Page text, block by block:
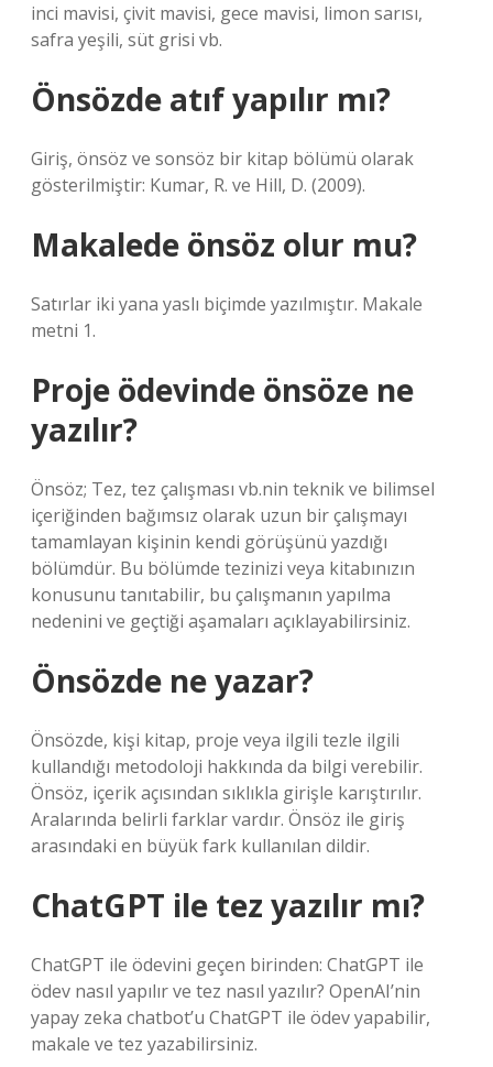
inci mavisi, çivit mavisi, gece mavisi, limon sarısı,
safra yeşili, süt grisi vb.
Önsözde atıf yapılır mı?
Giriş, önsöz ve sonsöz bir kitap bölümü olarak
gösterilmiştir: Kumar, R. ve Hill, D. (2009).
Makalede önsöz olur mu?
Satırlar iki yana yaslı biçimde yazılmıştır. Makale
metni 1.
Proje ödevinde önsöze ne
yazılır?
Önsöz; Tez, tez çalışması vb.nin teknik ve bilimsel
içeriğinden bağımsız olarak uzun bir çalışmayı
tamamlayan kişinin kendi görüşünü yazdığı
bölümdür. Bu bölümde tezinizi veya kitabınızın
konusunu tanıtabilir, bu çalışmanın yapılma
nedenini ve geçtiği aşamaları açıklayabilirsiniz.
Önsözde ne yazar?
Önsözde, kişi kitap, proje veya ilgili tezle ilgili
kullandığı metodoloji hakkında da bilgi verebilir.
Önsöz, içerik açısından sıklıkla girişle karıştırılır.
Aralarında belirli farklar vardır. Önsöz ile giriş
arasındaki en büyük fark kullanılan dildir.
ChatGPT ile tez yazılır mı?
ChatGPT ile ödevini geçen birinden: ChatGPT ile
ödev nasıl yapılır ve tez nasıl yazılır? OpenAI’nin
yapay zeka chatbot’u ChatGPT ile ödev yapabilir,
makale ve tez yazabilirsiniz.